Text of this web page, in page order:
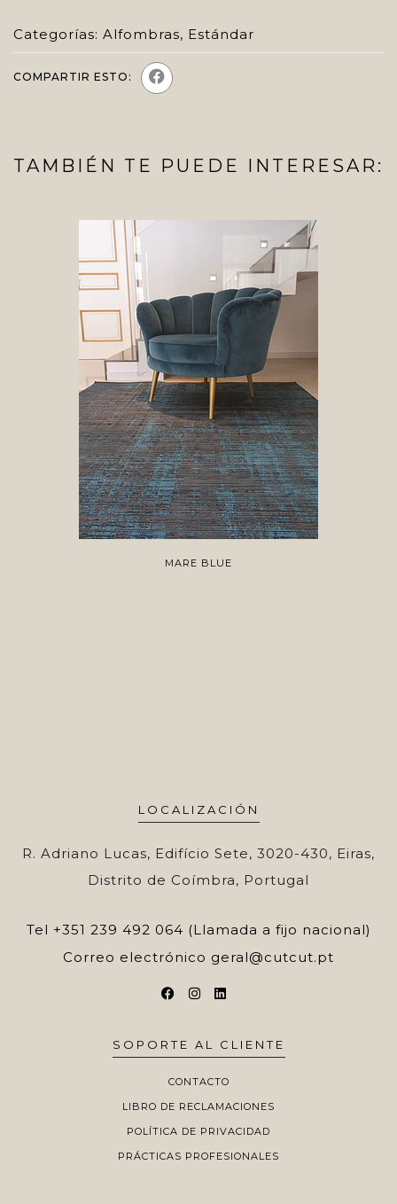
Categorías: Alfombras, Estándar
COMPARTIR ESTO:
TAMBIÉN TE PUEDE INTERESAR:
MARE BLUE
LOCALIZACIÓN
R. Adriano Lucas, Edifício Sete, 3020-430, Eiras,
Distrito de Coímbra, Portugal
Tel +351 239 492 064 (Llamada a fijo nacional)
Correo electrónico geral@cutcut.pt
SOPORTE AL CLIENTE
CONTACTO
LIBRO DE RECLAMACIONES
POLÍTICA DE PRIVACIDAD
PRÁCTICAS PROFESIONALES